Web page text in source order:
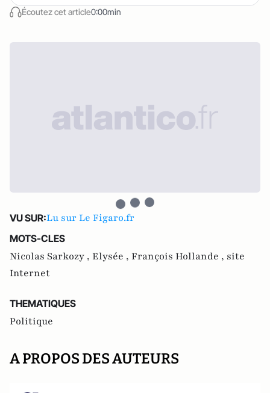
Écoutez cet article0:00min
VU SUR:Lu sur Le Figaro.fr
MOTS-CLES
Nicolas Sarkozy , Elysée , François Hollande , site
Internet
THEMATIQUES
Politique
A PROPOS DES AUTEURS